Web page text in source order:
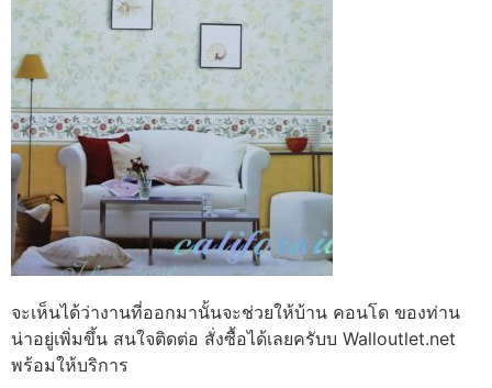
จะเห็นได้ว่างานที่ออกมานั้นจะช่วยให้บ้าน คอนโด ของท่าน
น่าอยู่เพิ่มขึ้น สนใจติดต่อ สั่งซื้อได้เลยครับบ Walloutlet.net
พร้อมให้บริการ